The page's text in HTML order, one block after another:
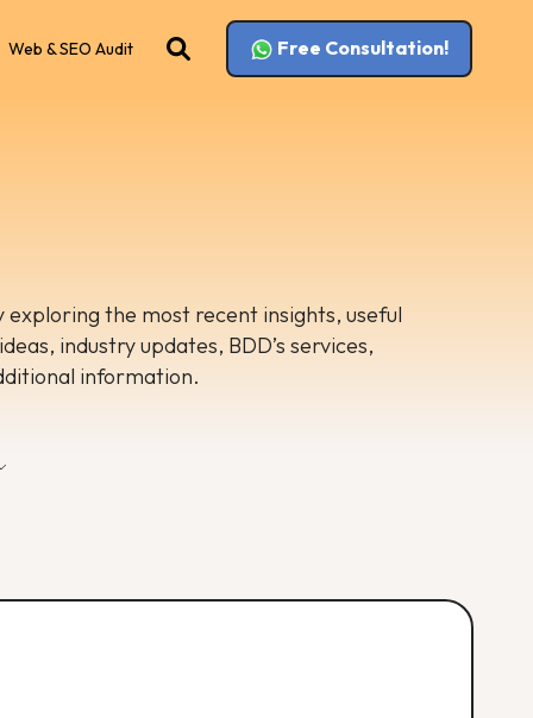
Web & SEO Audit Free Consultation!
exploring the most recent insights, useful
industry updates, BDD’s services,
information.